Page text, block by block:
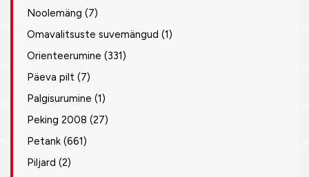
Noolemäng (7)
Omavalitsuste suvemängud (1)
Orienteerumine (331)
Päeva pilt (7)
Palgisurumine (1)
Peking 2008 (27)
Petank (661)
Piljard (2)